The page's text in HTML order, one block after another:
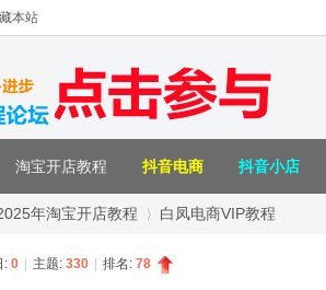
本站
淘宝开店教程 抖音电商 抖音小店
年淘宝开店教程 白凤电商VIP教程
: 0 主题: 330 排名: 78